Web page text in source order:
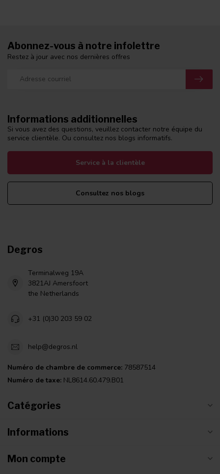
Informations additionnelles
Si vous avez des questions, veuillez contacter notre équipe du
service clientèle. Ou consultez nos blogs informatifs.
Service à la clientèle
Consultez nos blogs
Abonnez-vous à notre infolettre
Restez à jour avec nos dernières offres
Degros
Terminalweg 19A
3821AJ Amersfoort
the Netherlands
+31 (0)30 203 59 02
help@degros.nl
Numéro de chambre de commerce: 78587514
Numéro de taxe: NL8614.60.479.B01
Catégories
Informations
Mon compte